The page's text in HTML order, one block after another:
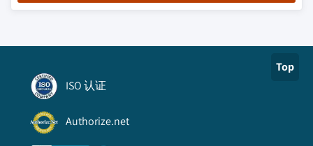
Top
ISO 认证
Authorize.net